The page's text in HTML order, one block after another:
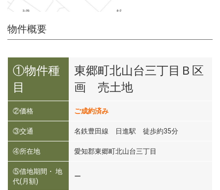
物件概要
①物件種
目
東郷町北山台三丁目Ｂ区
画 売土地
②価格 ご成約済み
③交通 名鉄豊田線 日進駅 徒歩約35分
④所在地 愛知郡東郷町北山台三丁目
⑤借地期間・ 地
代(月額)
ー